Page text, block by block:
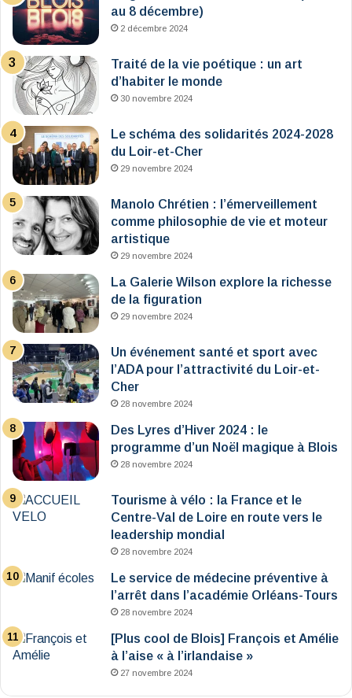
au 8 décembre)
2 décembre 2024
Traité de la vie poétique : un art
d’habiter le monde
30 novembre 2024
Le schéma des solidarités 2024-2028
du Loir-et-Cher
29 novembre 2024
Manolo Chrétien : l’émerveillement
comme philosophie de vie et moteur
artistique
29 novembre 2024
La Galerie Wilson explore la richesse
de la figuration
29 novembre 2024
Un événement santé et sport avec
l’ADA pour l’attractivité du Loir-et-
Cher
28 novembre 2024
Des Lyres d’Hiver 2024 : le
programme d’un Noël magique à Blois
28 novembre 2024
Tourisme à vélo : la France et le
Centre-Val de Loire en route vers le
leadership mondial
28 novembre 2024
Le service de médecine préventive à
l’arrêt dans l’académie Orléans-Tours
28 novembre 2024
[Plus cool de Blois] François et Amélie
à l’aise « à l’irlandaise »
27 novembre 2024